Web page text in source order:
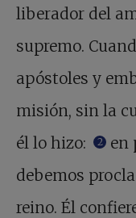
liberador del
supremo.
apóstoles y
misión, sin la
él lo hizo:
2
en
debemos
reino. Él